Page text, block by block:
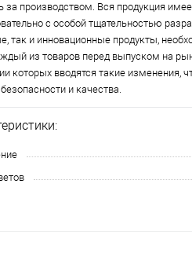
за производством. Вся продукция
с особой тщательностью
так и инновационные продукты,
из товаров перед выпуском на
которых вводятся такие изменения,
и качества.